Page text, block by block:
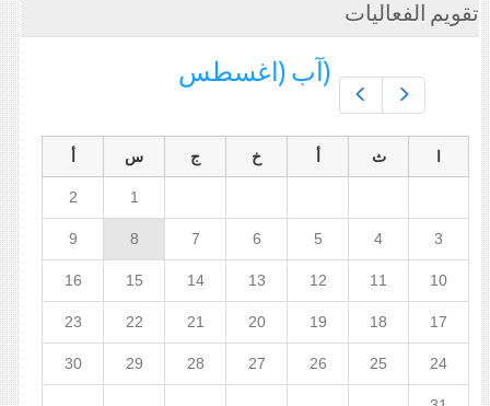
تقويم الفعاليات
(آب (اغسطس
ث خ ج س
1
2
3
4
5
6
7
8
9
10
11
12
13
14
15
16
17
18
19
20
21
22
23
24
25
26
27
28
29
30